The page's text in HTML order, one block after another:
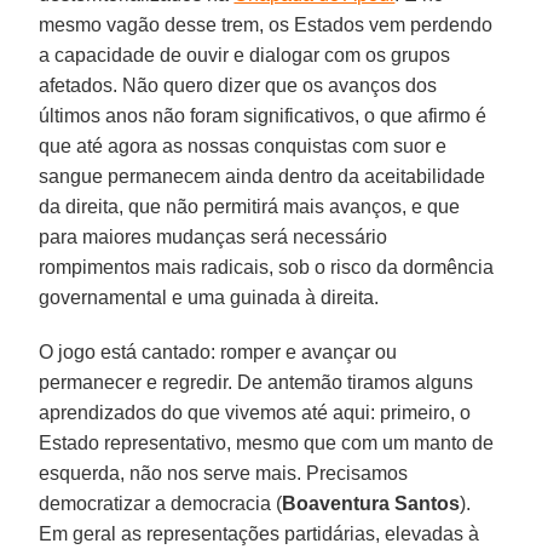
mesmo vagão desse trem, os Estados vem perdendo
a capacidade de ouvir e dialogar com os grupos
afetados. Não quero dizer que os avanços dos
últimos anos não foram significativos, o que afirmo é
que até agora as nossas conquistas com suor e
sangue permanecem ainda dentro da aceitabilidade
da direita, que não permitirá mais avanços, e que
para maiores mudanças será necessário
rompimentos mais radicais, sob o risco da dormência
governamental e uma guinada à direita.
O jogo está cantado: romper e avançar ou
permanecer e regredir. De antemão tiramos alguns
aprendizados do que vivemos até aqui: primeiro, o
Estado representativo, mesmo que com um manto de
esquerda, não nos serve mais. Precisamos
democratizar a democracia (Boaventura Santos).
Em geral as representações partidárias, elevadas à